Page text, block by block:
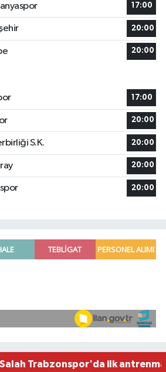
17:00
20:00
20:00
17:00
20:00
S.K. 20:00
20:00
20:00
Erdoğan, yarın Suudi
Trabzonspor'da ilk